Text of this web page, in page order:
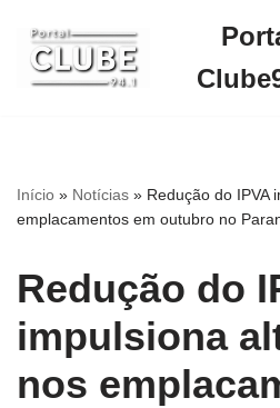
Pular
para
Início » Notícias » Redução do IPVA
emplacamentos em outubro no
Redução do
impulsiona
nos